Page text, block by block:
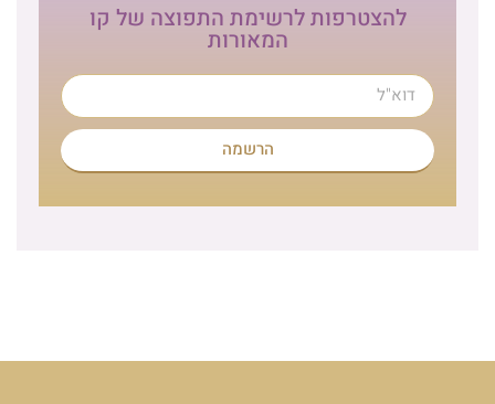
להצטרפות לרשימת התפוצה של קו
המאורות
הרשמה